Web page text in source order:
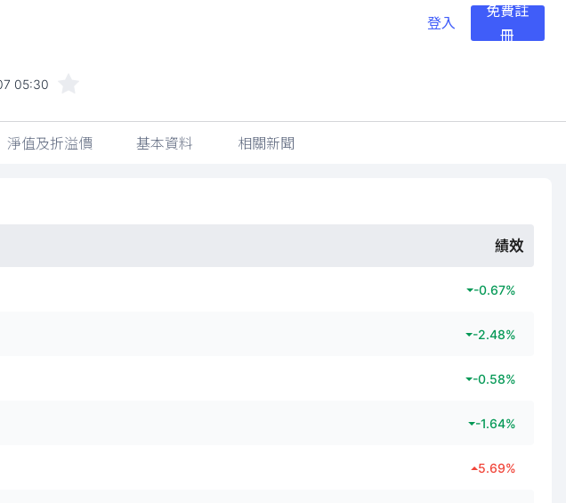
登入
免費註
冊
淨值及折溢價 基本資料 相關新聞
績效
-0.67%
-2.48%
-0.58%
-1.64%
5.69%